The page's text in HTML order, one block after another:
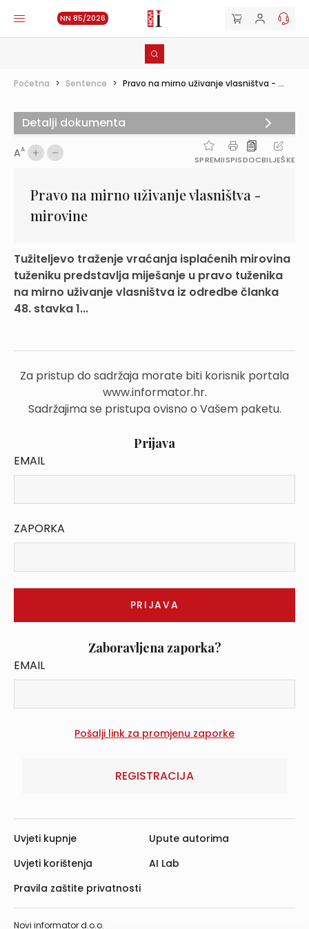
NN 85/2026
Početna > Sentence > Pravo na mirno uživanje vlasništva - ...
AA
SPREMIISPISDOCBILJEŠKE
Pravo na mirno uživanje vlasništva -
mirovine
Tužiteljevo traženje vraćanja isplaćenih mirovina
tuženiku predstavlja miješanje u pravo tuženika
na mirno uživanje vlasništva iz odredbe članka
48. stavka 1...
Za pristup do sadržaja morate biti korisnik portala
www.informator.hr.
Sadržajima se pristupa ovisno o Vašem paketu.
Prijava
EMAIL
ZAPORKA
Zaboravljena zaporka?
EMAIL
REGISTRACIJA
Detalji dokumenta
Novi informator d.o.o.
Uvjeti kupnje
Uvjeti korištenja
Pravila zaštite privatnosti
Upute autorima
AI Lab